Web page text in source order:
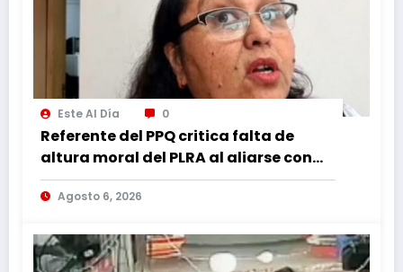
Este Al Día 0
Referente del PPQ critica falta de
altura moral del PLRA al aliarse con
corruptos
Agosto 6, 2026